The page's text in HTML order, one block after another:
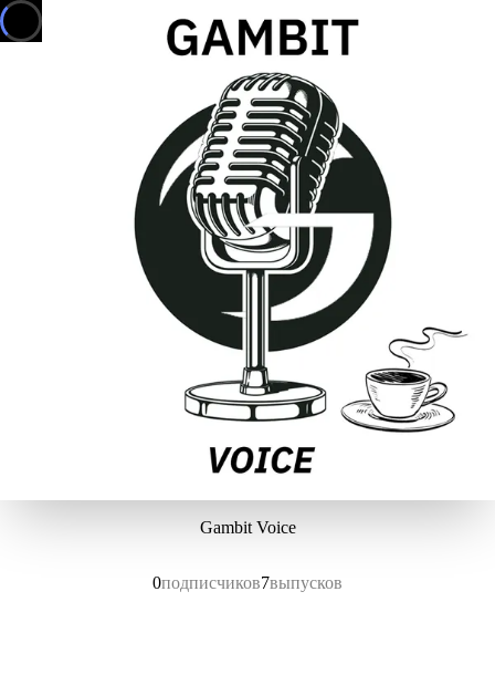
Gambit Voice
0подписчиков7выпусков